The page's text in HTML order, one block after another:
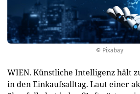
© Pixabay
WIEN. Künstliche Intelligenz hält
in den Einkaufsalltag. Laut einer